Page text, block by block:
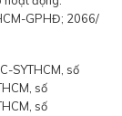
GPHĐ; 2066/
SYTHCM, số
số
số